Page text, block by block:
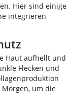
Hier sind einige
integrieren
Haut aufhellt und
Flecken und
um die